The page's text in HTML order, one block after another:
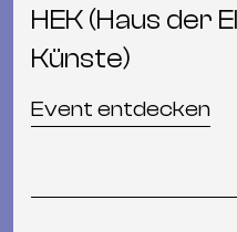
HEK (Haus der
Künste)
Event entdecken